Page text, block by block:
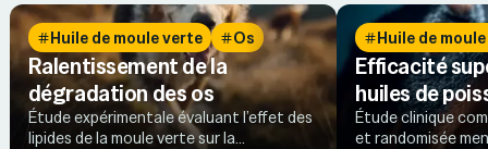
Huile de moule verte Os
Ralentissement de la
dégradation des os
Étude expérimentale évaluant l’effet des
lipides de la moule verte sur la
Huile de
Efficacité
huiles de
Étude clinique
et randomisée